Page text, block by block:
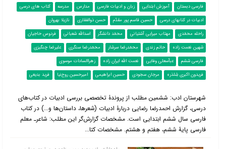
فارسی دبستان
آموزش ابتدایی زبان و ادبیات فارسی مدارس مدرسه
کتاب های درسی
ادبیات در کتابهای درسی
حسین قاسم پور مقدّم حسن ذوالفقاری
نازیلا بهروان
راحله محمّدی
مهتاب میرایی آشتیانی محمّد دانشگر اسدالله شعبانی
فردوس حاجیان
شهین نعمت زاده
حاتم زندی محمّدرضا سرشار محمّدرضا سنگری
علیرضا چنگیزی
فارسی ششم
عباّسعلی وفایی نعمت الله ایران زاده
زهراالسادات موسوی
فریدون اکبری شِلدَره
مرجان سجودی حسین ابراهیمی امیرحسین روح‌نیا فرید بدیعی
شهرستان ادب: ششمین مطلب از پروندۀ تخصصی بررسی ادبیات در کتاب‌‌های
درسی، گزارش احمدرضا رضایی دربارۀ ادبیات (شعرها، داستان‌ها و...) در کتاب
فارسی سال ششم ابتدایی است. مشخصات گزارش‌گر این مطلب: شاعرـ معلم
فارسی پایۀ ششم، هفتم و هشتم. مشخصات کتا...